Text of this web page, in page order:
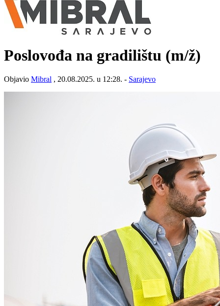
Poslovođa na gradilištu (m/ž)
Objavio Mibral , 20.08.2025. u 12:28. - Sarajevo